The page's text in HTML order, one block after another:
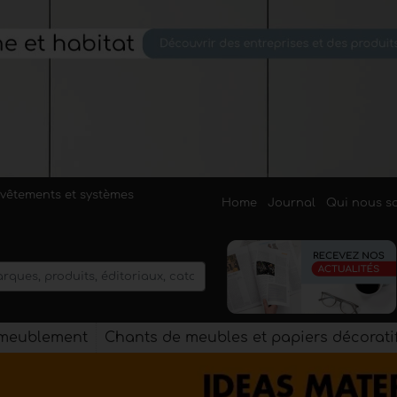
et systèmes
Home Journal Qui nous
Chants de meubles et papiers